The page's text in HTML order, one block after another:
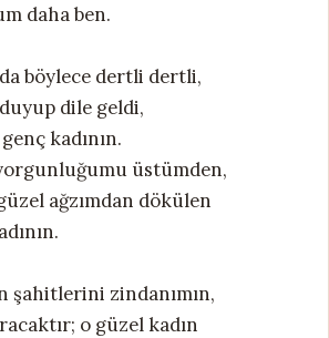
daha ben.
böylece dertli dertli,
dile geldi,
kadının.
üstümden,
ağzımdan dökülen
şahitlerini zindanımın,
o güzel kadın